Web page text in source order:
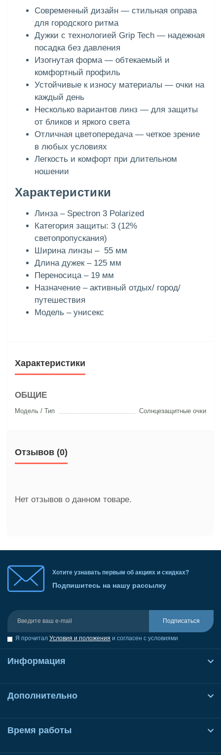
Современный дизайн — стильная оправа
для городского ритма
Дужки с технологией Grip Tech — надежная
посадка без давления
Изогнутая форма — обтекаемый и
комфортный профиль
Устойчивые к износу материалы — очки на
каждый день
Несколько вариантов линз — для защиты
от бликов и яркого света
Отличная цветопередача — четкое зрение
в любых условиях
Легкость и комфорт при длительном
ношении
Характеристики
Линза – Spectron 3 Polarized
Категория защиты: 3 (12%
светопропускания)
Ширина линзы – 55 мм
Длина дужек – 125 мм
Переносица – 19 мм
Назначение – активный отдых/ город/
путешествия
Модель – унисекс
Характеристики
ОБЩИЕ
Модель / Тип Солнцезащитные очки
Отзывов (0)
Нет отзывов о данном товаре.
Хотите узнавать первым об акциях и скидках?
Подпишитесь на нашу рассылку
Подписаться
Я прочитал Условия и положения и согласен с условиями
Информация
Дополнительно
Время работы